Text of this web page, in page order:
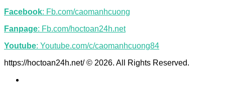
Facebook: Fb.com/caomanhcuong
Fanpage: Fb.com/hoctoan24h.net
Youtube: Youtube.com/c/caomanhcuong84
https://hoctoan24h.net/ © 2026. All Rights Reserved.